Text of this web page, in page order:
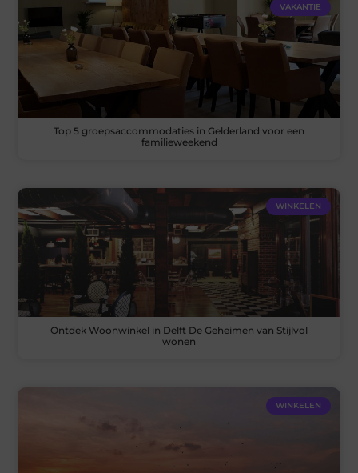
VAKANTIE
Top 5 groepsaccommodaties in Gelderland voor een
familieweekend
WINKELEN
Ontdek Woonwinkel in Delft De Geheimen van Stijlvol
wonen
WINKELEN